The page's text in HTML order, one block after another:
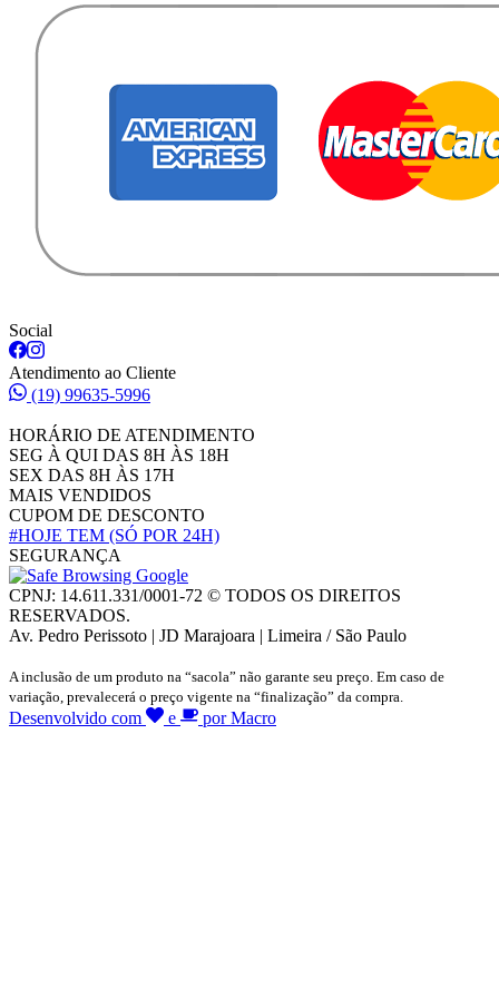
Social
Atendimento ao Cliente
(19) 99635-5996
HORÁRIO DE ATENDIMENTO
SEG À QUI DAS 8H ÀS 18H
SEX DAS 8H ÀS 17H
MAIS VENDIDOS
CUPOM DE DESCONTO
#HOJE TEM (SÓ POR 24H)
SEGURANÇA
CPNJ: 14.611.331/0001-72 © TODOS OS DIREITOS
RESERVADOS.
Av. Pedro Perissoto | JD Marajoara | Limeira / São Paulo
A inclusão de um produto na “sacola” não garante seu preço. Em caso de
variação, prevalecerá o preço vigente na “finalização” da compra.
Desenvolvido com e por Macro